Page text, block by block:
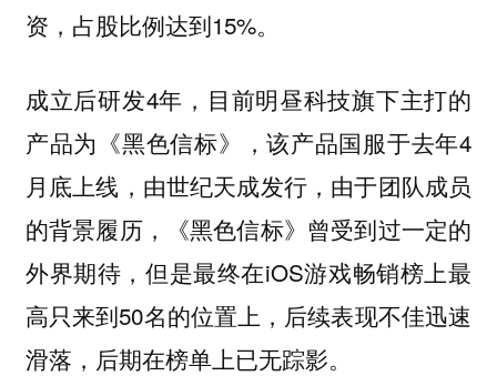
资，占股比例达到15%。
成立后研发4年，目前明昼科技旗下主打的
产品为《黑色信标》，该产品国服于去年4
月底上线，由世纪天成发行，由于团队成员
的背景履历，《黑色信标》曾受到过一定的
外界期待，但是最终在iOS游戏畅销榜上最
高只来到50名的位置上，后续表现不佳迅速
滑落，后期在榜单上已无踪影。